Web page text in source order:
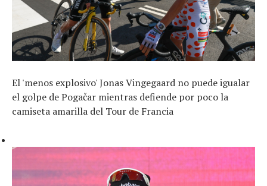
El 'menos explosivo' Jonas Vingegaard no puede igualar
el golpe de Pogačar mientras defiende por poco la
camiseta amarilla del Tour de Francia